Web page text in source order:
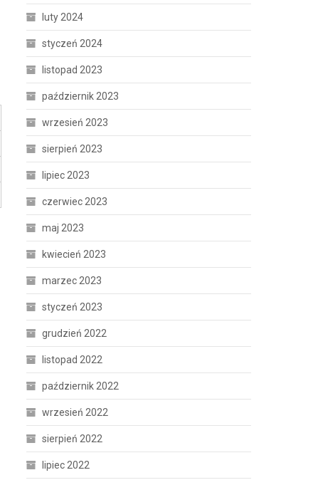
luty 2024
styczeń 2024
listopad 2023
październik 2023
wrzesień 2023
sierpień 2023
lipiec 2023
czerwiec 2023
maj 2023
kwiecień 2023
marzec 2023
styczeń 2023
grudzień 2022
listopad 2022
październik 2022
wrzesień 2022
sierpień 2022
lipiec 2022